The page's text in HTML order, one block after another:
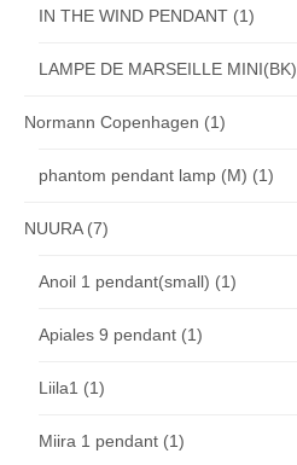
IN THE WIND PENDANT (1)
LAMPE DE MARSEILLE MINI(BK)
Normann Copenhagen (1)
phantom pendant lamp (M) (1)
NUURA(7)
Anoil 1 pendant(small) (1)
Apiales 9 pendant (1)
Liila1 (1)
Miira 1 pendant (1)